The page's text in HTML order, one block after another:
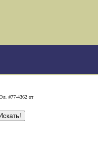
#77-4362 от